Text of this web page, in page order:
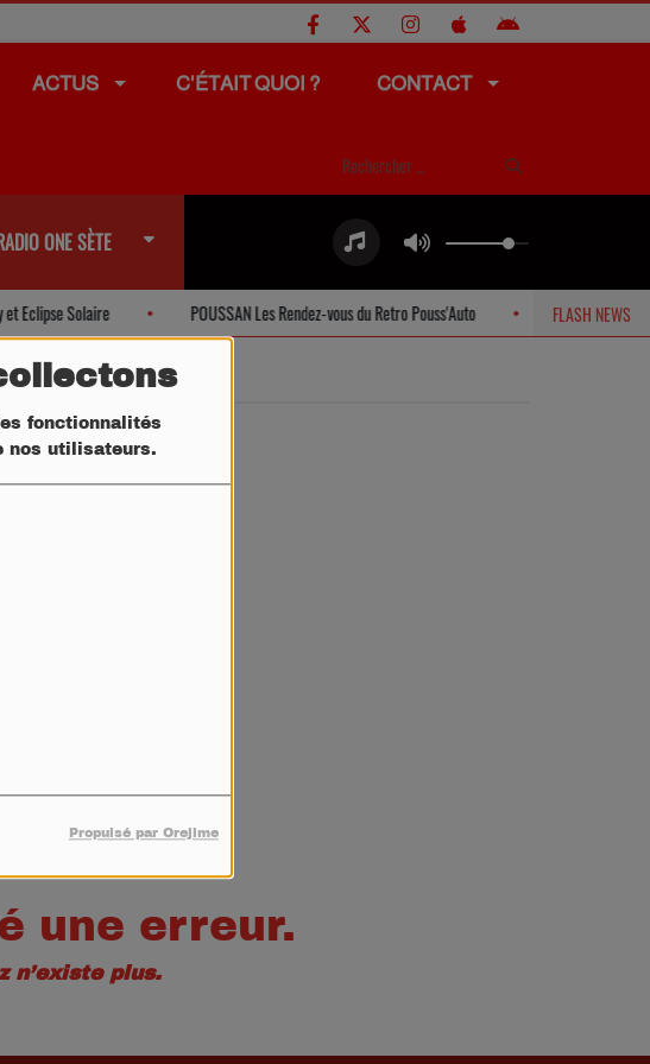
fonctionnalités
nos utilisateurs.
Propulsé par Orejime
ACTUS C'ÉTAIT QUOI ? CONTACT
ONE SÈTE
FLASH NEWS
Eclipse Solaire POUSSAN Les Rendez-vous du Retro Pouss'Auto SETE Offres
une erreur.
n’existe plus.